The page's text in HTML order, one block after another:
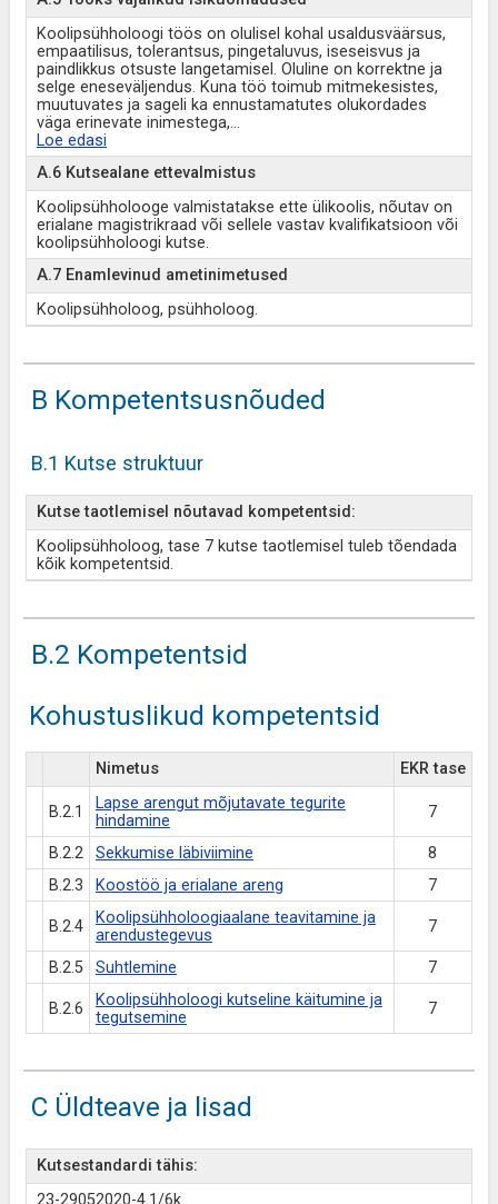
Koolipsühholoogi töös on olulisel kohal usaldusväärsus,
empaatilisus, tolerantsus, pingetaluvus, iseseisvus ja
paindlikkus otsuste langetamisel. Oluline on korrektne ja
selge eneseväljendus. Kuna töö toimub mitmekesistes,
muutuvates ja sageli ka ennustamatutes olukordades
väga erinevate inimestega,...
Loe edasi
A.6 Kutsealane ettevalmistus
Koolipsühholooge valmistatakse ette ülikoolis, nõutav on
erialane magistrikraad või sellele vastav kvalifikatsioon või
koolipsühholoogi kutse.
A.7 Enamlevinud ametinimetused
Koolipsühholoog, psühholoog.
B Kompetentsusnõuded
B.1 Kutse struktuur
Kutse taotlemisel nõutavad kompetentsid:
Koolipsühholoog, tase 7 kutse taotlemisel tuleb tõendada
kõik kompetentsid.
B.2 Kompetentsid
Kohustuslikud kompetentsid
Nimetus EKR tase
B.2.1
Lapse arengut mõjutavate tegurite
hindamine
7
B.2.2 Sekkumise läbiviimine
8
B.2.3
Koostöö ja erialane areng 7
B.2.4
Koolipsühholoogiaalane teavitamine ja
arendustegevus
7
B.2.5 Suhtlemine 7
B.2.6
Koolipsühholoogi kutseline käitumine ja
tegutsemine
7
C Üldteave ja lisad
Kutsestandardi tähis:
23-29052020-4.1/6k